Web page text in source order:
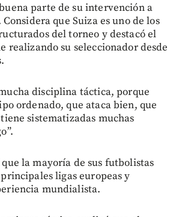
parte de su intervención a
que Suiza es uno de los
del torneo y destacó el
realizando su seleccionador desde
disciplina táctica, porque
ordenado, que ataca bien, que
sistematizadas muchas
la mayoría de sus futbolistas
ligas europeas y
mundialista.